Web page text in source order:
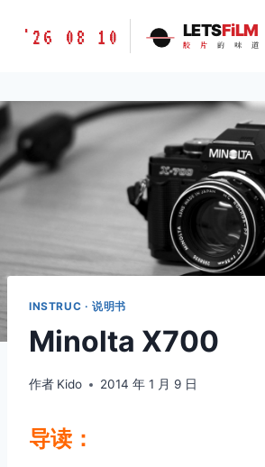
胶
味
道
LETSFILM
'26 08 10 LETSFiLM
胶 片 的 味 道
INSTRUC · 说明书
Minolta X700
作者 Kido 2014 年 1 月 9 日
导读：